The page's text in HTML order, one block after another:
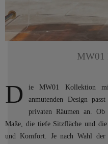
MW01
D
ie MW01 Kollektion
anmutenden Design
privaten Räumen an.
Maße, die tiefe Sitzfläche und
und Komfort. Je nach Wahl der